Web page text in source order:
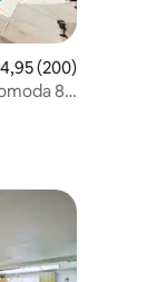
de uma avaliação
4,95 (200)
8 |